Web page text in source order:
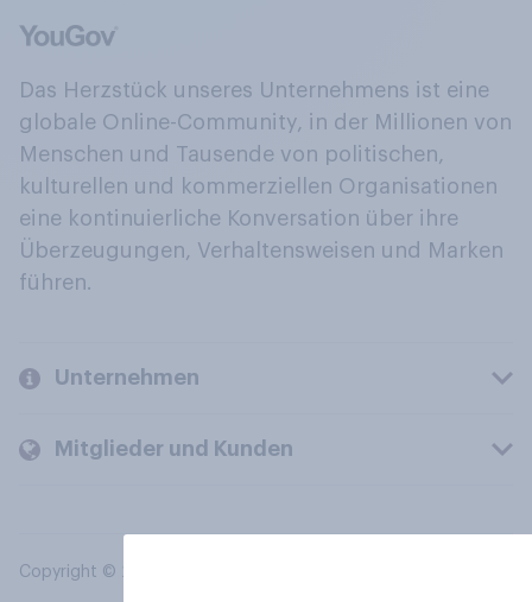
Das Herzstück unseres Unternehmens ist eine
globale Online-Community, in der Millionen von
Menschen und Tausende von politischen,
kulturellen und kommerziellen Organisationen
eine kontinuierliche Konversation über ihre
Überzeugungen, Verhaltensweisen und Marken
führen.
Unternehmen
Mitglieder und Kunden
Copyright © 2026 YouGov PLC. Alle Rechte vorbehalten.